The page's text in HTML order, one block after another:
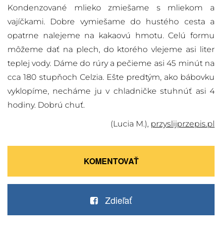
Kondenzované mlieko zmiešame s mliekom a
vajíčkami. Dobre vymiešame do hustého cesta a
opatrne nalejeme na kakaovú hmotu. Celú formu
môžeme dať na plech, do ktorého vlejeme asi liter
teplej vody. Dáme do rúry a pečieme asi 45 minút na
cca 180 stupňoch Celzia. Ešte predtým, ako bábovku
vyklopíme, necháme ju v chladničke stuhnúť asi 4
hodiny. Dobrú chuť.
(Lucia M.), przyslijprzepis.pl
KOMENTOVAŤ
Zdieľať